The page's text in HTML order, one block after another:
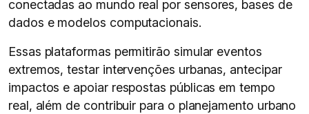
conectadas ao mundo real por sensores, bases de
dados e modelos computacionais.
Essas plataformas permitirão simular eventos
extremos, testar intervenções urbanas, antecipar
impactos e apoiar respostas públicas em tempo
real, além de contribuir para o planejamento urbano